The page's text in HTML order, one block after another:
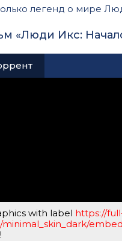
легенд о мире
«Люди Икс:
with label https://
minimal_skin_dark/